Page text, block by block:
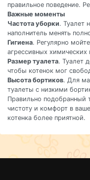
правильное поведение.
Важные моменты
Частота уборки. Туалет
наполнитель менять
Гигиена. Регулярно
агрессивных химических
Размер туалета. Туалет
чтобы котенок мог
Высота бортиков. Для
туалеты с низкими
Правильно подобранный
чистоту и комфорт в
котенка более приятной.